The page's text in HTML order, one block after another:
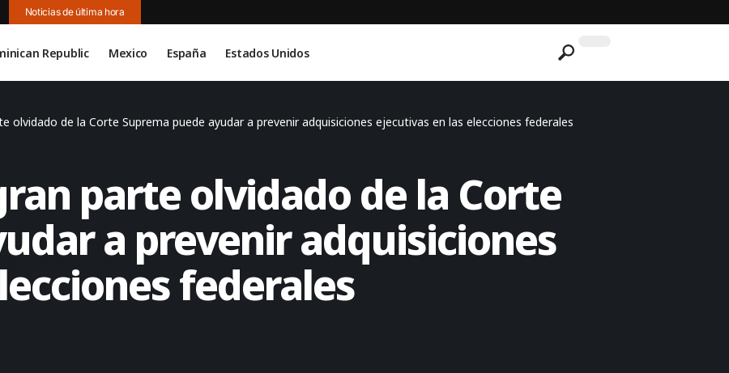
Noticias de última hora
Republic Mexico España Estados Unidos
olvidado de la Corte Suprema puede ayudar a prevenir adquisiciones ejecutivas en las elecciones federales
parte olvidado de la Corte
a prevenir adquisiciones
federales